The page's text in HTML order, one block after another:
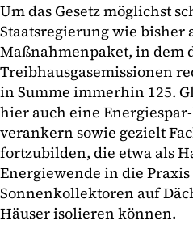
Um das Gesetz möglichst
Staatsregierung wie
Maßnahmenpaket, in dem
Treibhausgasemissionen
in Summe immerhin 125.
hier auch eine
verankern sowie gezielt
fortzubilden, die etwa als
Energiewende in die
Sonnenkollektoren auf
Häuser isolieren können.